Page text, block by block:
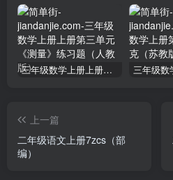
三年级数学上册上册第三单元《测量》练习题（人教版）
上一篇
二年级语文上册7zcs（部
编）